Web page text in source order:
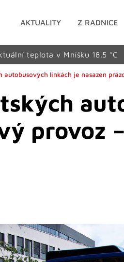
AKTUALITY Z RADNICE
teplota v Mníšku 18.5 °C
autobusových linkách je nasazen
provoz